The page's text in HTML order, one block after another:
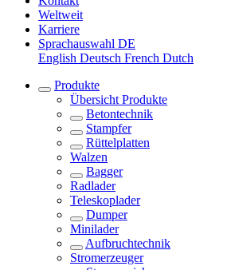
Weltweit
Karriere
Sprachauswahl DE
English Deutsch French Dutch
Produkte
Übersicht Produkte
Betontechnik
Stampfer
Rüttelplatten
Walzen
Bagger
Radlader
Teleskoplader
Dumper
Minilader
Aufbruchtechnik
Stromerzeuger